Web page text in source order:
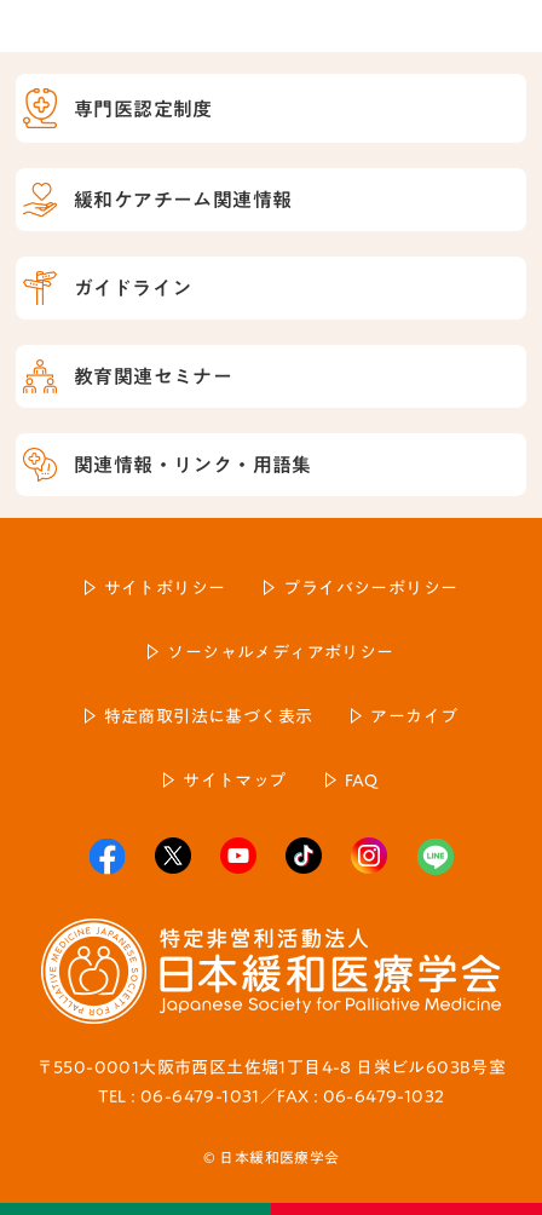
専門医認定制度
緩和ケアチーム関連情報
ガイドライン
教育関連セミナー
関連情報・リンク・用語集
〒550-0001大阪市西区土佐堀1丁目4-8 日栄ビル603B号室
TEL : 06-6479-1031／FAX : 06-6479-1032
サイトポリシー プライバシーポリシー
ソーシャルメディアポリシー
特定商取引法に基づく表示 アーカイブ
サイトマップ FAQ
© 日本緩和医療学会